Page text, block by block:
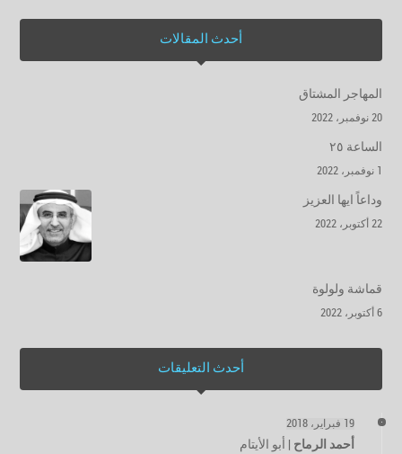
أحدث المقالات
المهاجر المشتاق
20 نوفمبر، 2022
الساعة ٢٥
1 نوفمبر، 2022
وداعاً ايها العزيز
22 أكتوبر، 2022
قماشة ولولوة
6 أكتوبر، 2022
أحدث التعليقات
19 فبراير، 2018
أحمد الرماح أبو الأيتام